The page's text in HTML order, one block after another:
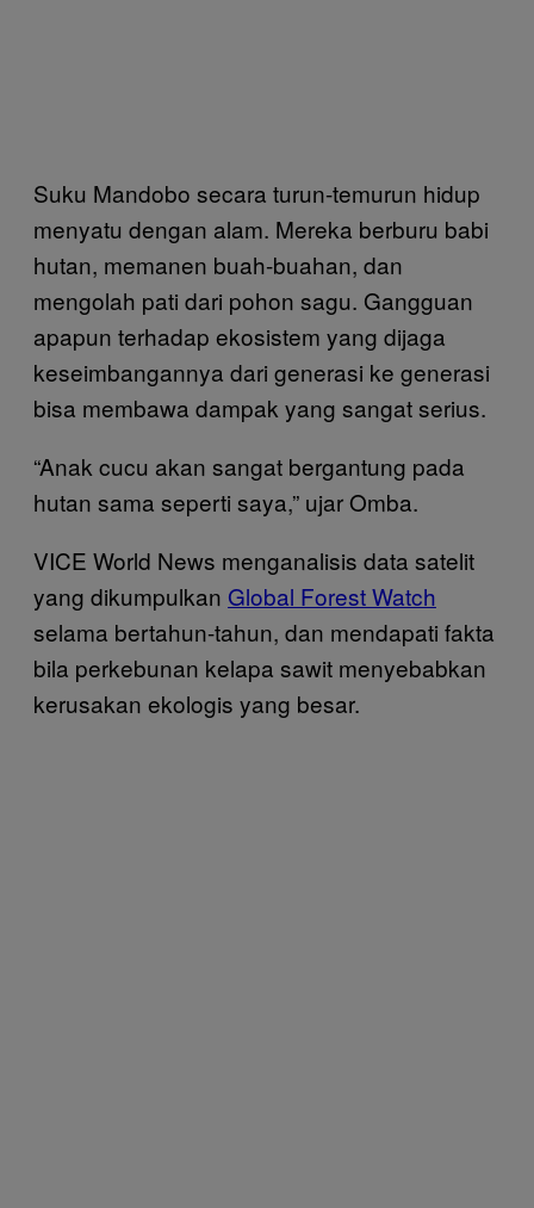
Suku Mandobo secara turun-temurun hidup
menyatu dengan alam. Mereka berburu babi
hutan, memanen buah-buahan, dan
mengolah pati dari pohon sagu. Gangguan
apapun terhadap ekosistem yang dijaga
keseimbangannya dari generasi ke generasi
bisa membawa dampak yang sangat serius.
“Anak cucu akan sangat bergantung pada
hutan sama seperti saya,” ujar Omba.
VICE World News menganalisis data satelit
yang dikumpulkan Global Forest Watch
selama bertahun-tahun, dan mendapati fakta
bila perkebunan kelapa sawit menyebabkan
kerusakan ekologis yang besar.